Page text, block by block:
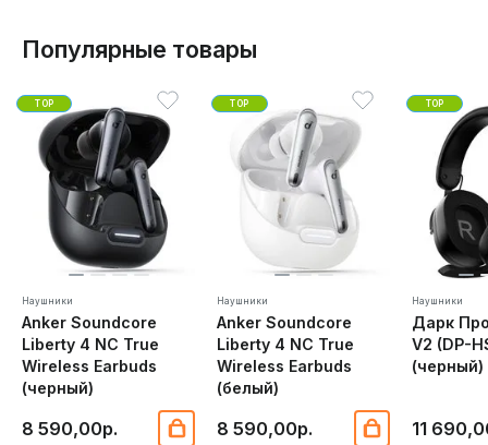
Популярные товары
TOP
Наушники
Anker Soundcore
Liberty 4 NC True
Wireless Earbuds
(черный)
8 590,00р.
TOP
Наушники
Anker Soundcore
Liberty 4 NC True
Wireless Earbuds
(белый)
8 590,00р.
TOP
Наушники
Дарк
V2 (DP-
(черный)
11